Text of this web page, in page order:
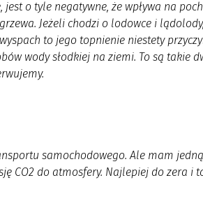
o tyle negatywne, że wpływa na
Jeżeli chodzi o lodowce i
to jego topnienie niestety
wody słodkiej na ziemi. To są takie
samochodowego. Ale mam
CO2 do atmosfery. Najlepiej do zera i